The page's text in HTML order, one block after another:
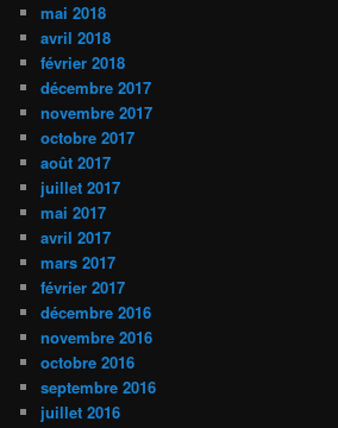
mai 2018
avril 2018
février 2018
décembre 2017
novembre 2017
octobre 2017
août 2017
juillet 2017
mai 2017
avril 2017
mars 2017
février 2017
décembre 2016
novembre 2016
octobre 2016
septembre 2016
juillet 2016